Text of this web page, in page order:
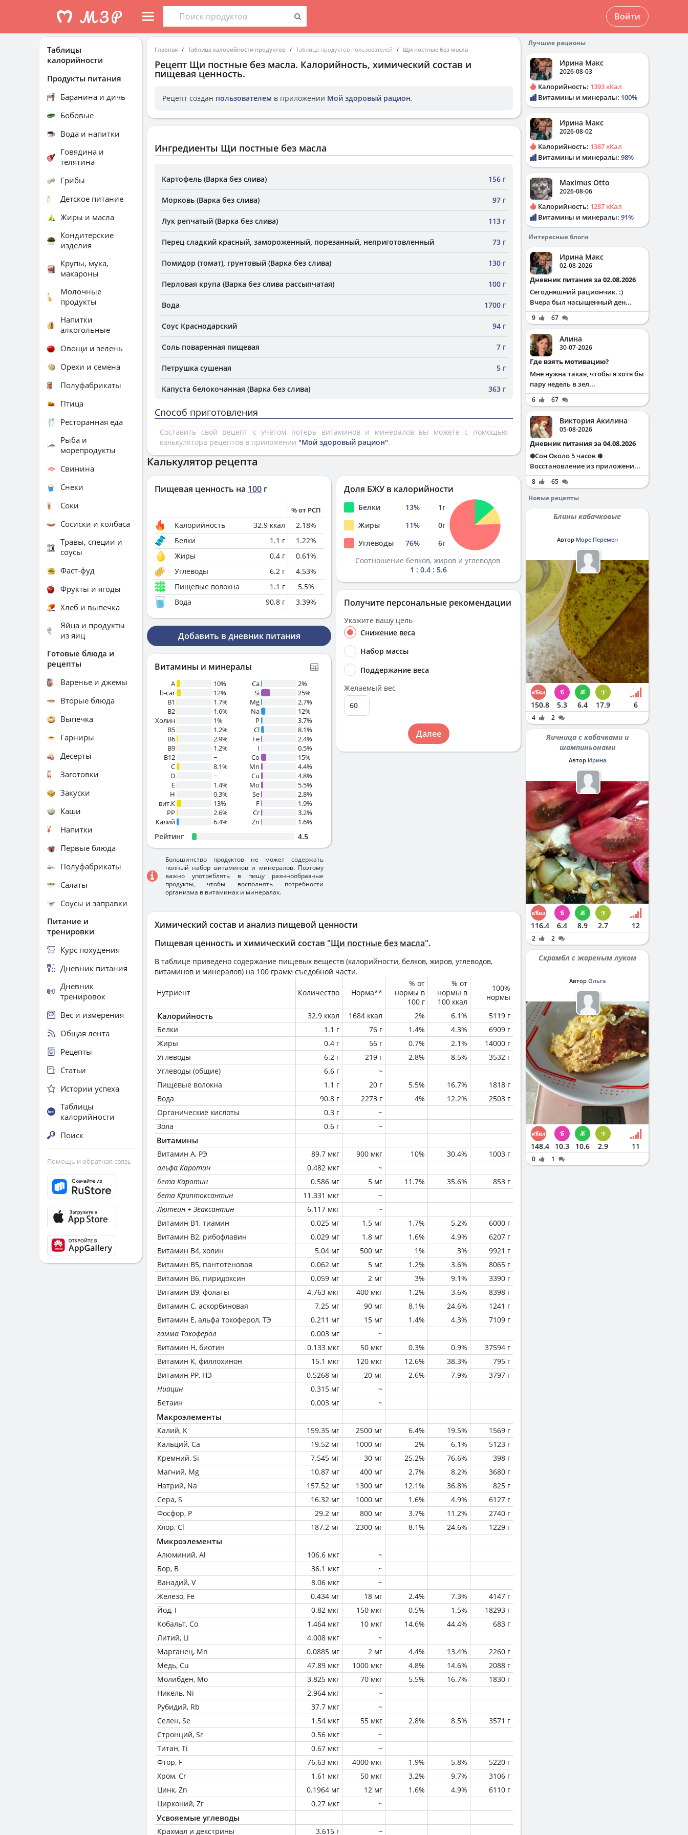
Войти
Главная Таблица калорийности продуктов Таблица продуктов пользователей Щи постные без масла
Рецепт Щи постные без масла. Калорийность, химический состав и
пищевая ценность.
Рецепт создан пользователем в приложении Мой здоровый рацион.
Ингредиенты Щи постные без масла
Картофель (Варка без слива) 156 г
Морковь (Варка без слива) 97 г
Лук репчатый (Варка без слива) 113 г
Перец сладкий красный, замороженный, порезанный, неприготовленный 73 г
Помидор (томат), грунтовый (Варка без слива) 130 г
Перловая крупа (Варка без слива рассыпчатая) 100 г
Вода 1700 г
Соус Краснодарский 94 г
Соль поваренная пищевая 7 г
Петрушка сушеная 5 г
Капуста белокочанная (Варка без слива) 363 г
Способ приготовления
Составить свой рецепт с учетом потерь витаминов и минералов вы можете с помощью
калькулятора рецептов в приложении "Мой здоровый рацион".
Химический состав и анализ пищевой ценности
Пищевая ценность и химический состав "Щи постные без масла".
В таблице приведено содержание пищевых веществ (калорийности, белков, жиров, углеводов,
витаминов и минералов) на 100 грамм съедобной части.
Нутриент Количество Норма**
% от
нормы в
100 г
% от
нормы в
100 ккал
100%
нормы
Калорийность 32.9 ккал 1684 ккал 2% 6.1%
5119 г
Белки
1.1 г 76 г 1.4% 4.3%
6909 г
Жиры
0.4 г 56 г 0.7% 2.1%
14000 г
Углеводы
6.2 г 219 г 2.8% 8.5%
3532 г
Углеводы (общие)
6.6 г
~
Пищевые волокна
1.1 г 20 г 5.5% 16.7%
1818 г
Вода
90.8 г 2273 г 4% 12.2%
2503 г
Органические кислоты
0.3 г
~
Зола
0.6 г ~
Витамины
Витамин А, РЭ 89.7 мкг 900 мкг 10% 30.4%
1003 г
альфа Каротин
0.482 мкг
~
бета Каротин
0.586 мг 5 мг 11.7% 35.6%
853 г
бета Криптоксантин
11.331 мкг
~
Лютеин + Зеаксантин
6.117 мкг
~
Витамин В1, тиамин
0.025 мг 1.5 мг 1.7% 5.2%
6000 г
Витамин В2, рибофлавин
0.029 мг 1.8 мг 1.6% 4.9%
6207 г
Витамин В4, холин
5.04 мг 500 мг 1% 3%
9921 г
Витамин В5, пантотеновая
0.062 мг 5 мг 1.2% 3.6%
8065 г
Витамин В6, пиридоксин
0.059 мг 2 мг 3% 9.1%
3390 г
Витамин В9, фолаты
4.763 мкг 400 мкг 1.2% 3.6%
8398 г
Витамин C, аскорбиновая
7.25 мг 90 мг 8.1% 24.6%
1241 г
Витамин Е, альфа токоферол, ТЭ
0.211 мг 15 мг 1.4% 4.3%
7109 г
гамма Токоферол
0.003 мг
~
Витамин Н, биотин
0.133 мкг 50 мкг 0.3% 0.9%
37594 г
Витамин К, филлохинон
15.1 мкг 120 мкг 12.6% 38.3%
795 г
Витамин РР, НЭ
0.5268 мг 20 мг 2.6% 7.9%
3797 г
Ниацин
0.315 мг
~
Бетаин
0.003 мг ~
Макроэлементы
Калий, K 159.35 мг 2500 мг 6.4% 19.5%
1569 г
Кальций, Ca
19.52 мг 1000 мг 2% 6.1%
5123 г
Кремний, Si
7.545 мг 30 мг 25.2% 76.6%
398 г
Магний, Mg
10.87 мг 400 мг 2.7% 8.2%
3680 г
Натрий, Na
157.52 мг 1300 мг 12.1% 36.8%
825 г
Сера, S
16.32 мг 1000 мг 1.6% 4.9%
6127 г
Фосфор, P
29.2 мг 800 мг 3.7% 11.2%
2740 г
Хлор, Cl
187.2 мг 2300 мг 8.1% 24.6% 1229 г
Микроэлементы
Алюминий, Al 106.6 мкг
~
Бор, B
36.1 мкг
~
Ванадий, V
8.06 мкг
~
Железо, Fe
0.434 мг 18 мг 2.4% 7.3%
4147 г
Йод, I
0.82 мкг 150 мкг 0.5% 1.5%
18293 г
Кобальт, Co
1.464 мкг 10 мкг 14.6% 44.4%
683 г
Литий, Li
4.008 мкг
~
Марганец, Mn
0.0885 мг 2 мг 4.4% 13.4%
2260 г
Медь, Cu
47.89 мкг 1000 мкг 4.8% 14.6%
2088 г
Молибден, Mo
3.825 мкг 70 мкг 5.5% 16.7%
1830 г
Никель, Ni
2.964 мкг
~
Рубидий, Rb
37.7 мкг
~
Селен, Se
1.54 мкг 55 мкг 2.8% 8.5%
3571 г
Стронций, Sr
0.56 мкг
~
Титан, Ti
0.67 мкг
~
Фтор, F
76.63 мкг 4000 мкг 1.9% 5.8%
5220 г
Хром, Cr
1.61 мкг 50 мкг 3.2% 9.7%
3106 г
Цинк, Zn
0.1964 мг 12 мг 1.6% 4.9%
6110 г
Цирконий, Zr
0.27 мкг ~
Усвояемые углеводы
Крахмал и декстрины 3.615 г ~
Калькулятор рецепта
Пищевая ценность на 100 г
% от РСП
Калорийность 32.9 ккал 2.18%
Белки
1.1 г 1.22%
Жиры
0.4 г 0.61%
Углеводы
6.2 г 4.53%
Пищевые волокна
1.1 г 5.5%
Вода
90.8 г 3.39%
Добавить в дневник питания
Витамины и минералы
A
10%
b-car
12%
В1
1.7%
B2
1.6%
Холин
1%
B5
1.2%
B6
2.9%
B9
1.2%
B12
~
C
8.1%
D
~
E
1.4%
H
0.3%
вит.К
13%
PP
2.6%
Калий
6.4%
Ca
2%
Si
25%
Mg
2.7%
Na
12%
P
3.7%
Cl
8.1%
Fe
2.4%
I
0.5%
Co
15%
Mn
4.4%
Cu
4.8%
Mo
5.5%
Se
2.8%
F
1.9%
Cr
3.2%
Zn
1.6%
Рейтинг 4.5
Большинство продуктов не может содержать
полный набор витаминов и минералов. Поэтому
важно употреблять в пищу разннообразные
продукты, чтобы восполнять потребности
организма в витаминах и минералах.
Доля БЖУ в калорийности
Белки 13% 1г
Жиры
11% 0г
Углеводы
76% 6г
Соотношение белков, жиров и углеводов
1 : 0.4 : 5.6
Получите персональные рекомендации
Укажите вашу цель
Снижение веса
Набор массы
Поддержание веса
Желаемый вес
Далее
Таблицы
калорийности
Продукты питания
Баранина и дичь
Бобовые
Вода и напитки
Говядина и
телятина
Грибы
Детское питание
Жиры и масла
Кондитерские
изделия
Крупы, мука,
макароны
Молочные
продукты
Напитки
алкогольные
Овощи и зелень
Орехи и семена
Полуфабрикаты
Птица
Ресторанная еда
Рыба и
морепродукты
Свинина
Снеки
Соки
Сосиски и колбаса
Травы, специи и
соусы
Фаст-фуд
Фрукты и ягоды
Хлеб и выпечка
Яйца и продукты
из яиц
Готовые блюда и
рецепты
Варенье и джемы
Вторые блюда
Выпечка
Гарниры
Десерты
Заготовки
Закуски
Каши
Напитки
Первые блюда
Полуфабрикаты
Салаты
Соусы и заправки
Питание и
тренировки
Курс похудения
Дневник питания
Дневник
тренировок
Вес и измерения
Общая лента
Рецепты
Статьи
Истории успеха
Таблицы
калорийности
Поиск
Помощь и обратная связь
Лучшие рационы
Ирина Макс
2026-08-03
Калорийность: 1393 кКал
Витамины и минералы: 100%
Ирина Макс
2026-08-02
Калорийность: 1387 кКал
Витамины и минералы: 98%
Maximus Otto
2026-08-06
Калорийность: 1287 кКал
Витамины и минералы: 91%
Интересные блоги
Ирина Макс
02-08-2026
Дневник питания за 02.08.2026
Сегодняшний рациончик. :)
Вчера был насыщенный ден...
9 67
Алина
30-07-2026
Где взять мотивацию?
Мне нужна такая, чтобы я хотя бы
пару недель в зел...
6 67
Виктория Акилина
05-08-2026
Дневник питания за 04.08.2026
❄️Сон Около 5 часов ❄️
Восстановление из приложени...
8
65
Новые рецепты
Блины кабачковые
Автор Море Перемен
150.8 5.3 6.4 17.9 6
4 2
Яичница с кабачками и
шампиньонами
Автор Ирина
116.4 6.4 8.9 2.7 12
2 2
Скрамбл с жареным луком
Автор Ольга
148.4 10.3 10.6 2.9 11
0 1